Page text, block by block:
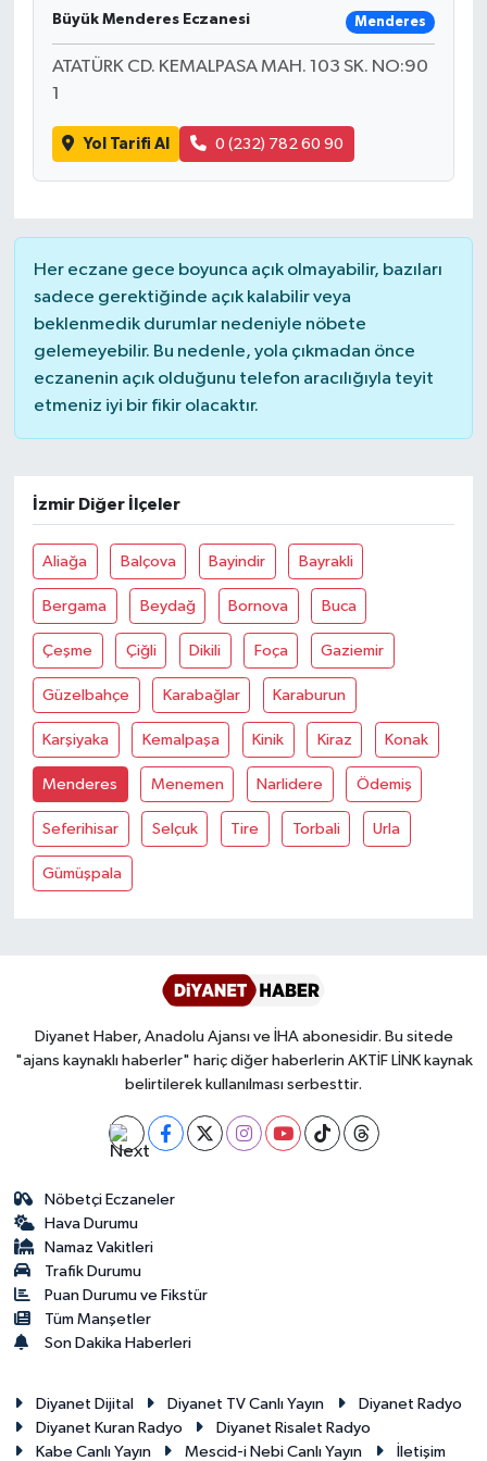
Büyük Menderes Eczanesi Menderes
ATATÜRK CD. KEMALPASA MAH. 103 SK. NO:90
1
Yol Tarifi Al 0 (232) 782 60 90
Her eczane gece boyunca açık olmayabilir, bazıları
sadece gerektiğinde açık kalabilir veya
beklenmedik durumlar nedeniyle nöbete
gelemeyebilir. Bu nedenle, yola çıkmadan önce
eczanenin açık olduğunu telefon aracılığıyla teyit
etmeniz iyi bir fikir olacaktır.
İzmir Diğer İlçeler
Aliağa Balçova Bayindir Bayrakli
Bergama Beydağ Bornova Buca
Çeşme Çiğli Dikili Foça Gaziemir
Güzelbahçe Karabağlar Karaburun
Karşiyaka Kemalpaşa Kinik Kiraz Konak
Menderes Menemen Narlidere Ödemiş
Seferihisar Selçuk Tire Torbali Urla
Gümüşpala
Diyanet Haber, Anadolu Ajansı ve İHA abonesidir. Bu sitede
"ajans kaynaklı haberler" hariç diğer haberlerin AKTİF LİNK kaynak
belirtilerek kullanılması serbesttir.
Nöbetçi Eczaneler
Hava Durumu
Namaz Vakitleri
Trafik Durumu
Puan Durumu ve Fikstür
Tüm Manşetler
Son Dakika Haberleri
Diyanet Dijital Diyanet TV Canlı Yayın
Diyanet Radyo
Diyanet Kuran Radyo
Diyanet Risalet Radyo
Kabe Canlı Yayın
Mescid-i Nebi Canlı Yayın İletişim
Aydın Müftülüğü
Bartın Müftülüğü
Batman Müftülüğü
Bayburt Müftülüğü
Bolu Müftülüğü
Burdur Müftülüğü
Bursa Müftülüğü
Çanakkale Müftülüğü
Çankırı Müftülüğü
Çorum Müftülüğü
Diyarbakır Müftülüğü
Düzce Müftülüğü
Edirne Müftülüğü
Elazığ Müftülüğü
Erzincan Müftülüğü
Erzurum Müftülüğü
Eskişehir Müftülüğü
Giresun Müftülüğü
Mukabele
Sahabeler
Zekat
DİYANET GENÇLİK
Dünya
Eğitim
Makaleler
Ekonomi
Duyurular
Podcast
Bilim, Teknoloji
Biyografiler
İhtida Haberleri
YAŞAM